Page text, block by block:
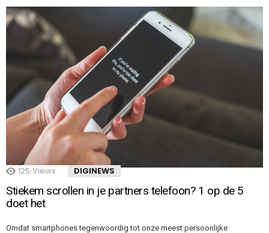
125 Views DIGINEWS
Stiekem scrollen in je partners telefoon? 1 op de 5
doet het
Omdat smartphones tegenwoordig tot onze meest persoonlijke